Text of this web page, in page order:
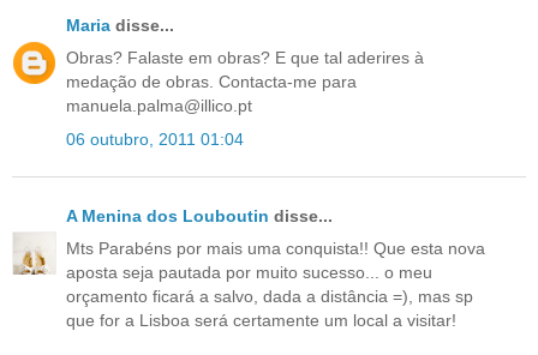
Maria disse...
Obras? Falaste em obras? E que tal aderires à
medação de obras. Contacta-me para
manuela.palma@illico.pt
06 outubro, 2011 01:04
A Menina dos Louboutin disse...
Mts Parabéns por mais uma conquista!! Que esta nova
aposta seja pautada por muito sucesso... o meu
orçamento ficará a salvo, dada a distância =), mas sp
que for a Lisboa será certamente um local a visitar!